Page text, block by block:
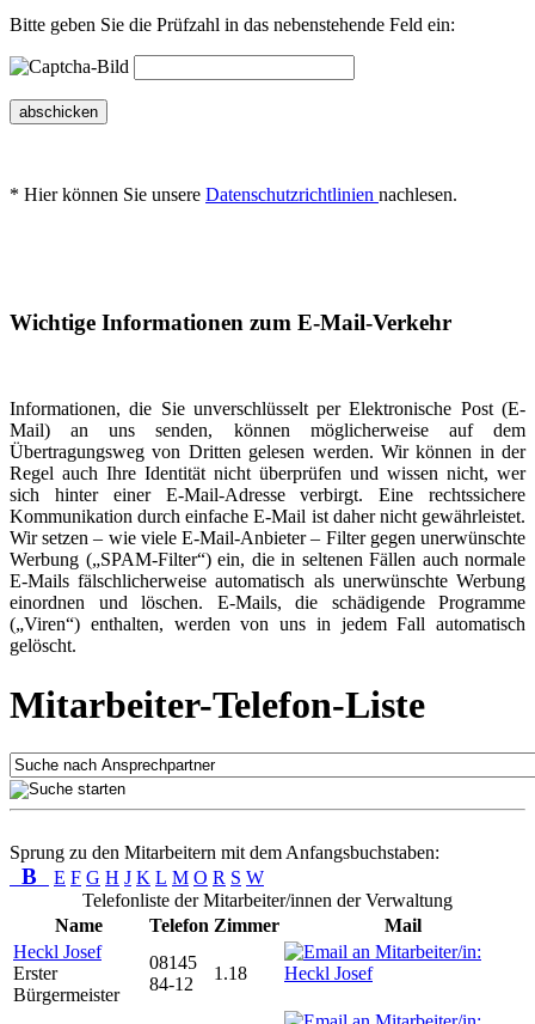
Bitte geben Sie die Prüfzahl in das nebenstehende Feld ein:
abschicken
* Hier können Sie unsere Datenschutzrichtlinien nachlesen.
Wichtige Informationen zum E-Mail-Verkehr
Informationen, die Sie unverschlüsselt per Elektronische Post (E-
Mail) an uns senden, können möglicherweise auf dem
Übertragungsweg von Dritten gelesen werden. Wir können in der
Regel auch Ihre Identität nicht überprüfen und wissen nicht, wer
sich hinter einer E-Mail-Adresse verbirgt. Eine rechtssichere
Kommunikation durch einfache E-Mail ist daher nicht gewährleistet.
Wir setzen – wie viele E-Mail-Anbieter – Filter gegen unerwünschte
Werbung („SPAM-Filter“) ein, die in seltenen Fällen auch normale
E-Mails fälschlicherweise automatisch als unerwünschte Werbung
einordnen und löschen. E-Mails, die schädigende Programme
(„Viren“) enthalten, werden von uns in jedem Fall automatisch
gelöscht.
Mitarbeiter-Telefon-Liste
Sprung zu den Mitarbeitern mit dem Anfangsbuchstaben:
B E F G H J K L M O R S W
Telefonliste der Mitarbeiter/innen der Verwaltung
Name
Telefon Zimmer
Mail
Heckl Josef
Erster
Bürgermeister
08145
84-12
1.18